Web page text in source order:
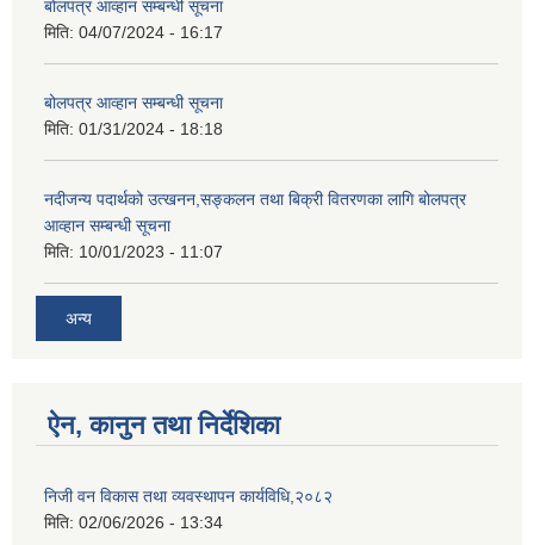
बोलपत्र आव्हान सम्बन्धी सूचना
मिति: 04/07/2024 - 16:17
बोलपत्र आव्हान सम्बन्धी सूचना
मिति: 01/31/2024 - 18:18
नदीजन्य पदार्थको उत्खनन,सङ्कलन तथा बिक्री वितरणका लागि बोलपत्र
आव्हान सम्बन्धी सूचना
मिति: 10/01/2023 - 11:07
अन्य
ऐन, कानुन तथा निर्देशिका
निजी वन विकास तथा व्यवस्थापन कार्यविधि,२०८२
मिति: 02/06/2026 - 13:34